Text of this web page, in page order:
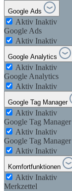
Google Ads
Aktiv Inaktiv
Google Ads
Aktiv Inaktiv
Google Analytics
Aktiv Inaktiv
Google Analytics
Aktiv Inaktiv
Google Tag Manager
Aktiv Inaktiv
Google Tag Manager
Aktiv Inaktiv
Google Tag Manager
Aktiv Inaktiv
Komfortfunktionen
Aktiv Inaktiv
Merkzettel